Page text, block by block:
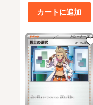
カートに追加